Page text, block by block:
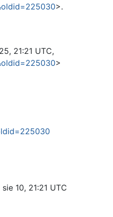
>.
21:21 UTC,
>
10, 21:21 UTC